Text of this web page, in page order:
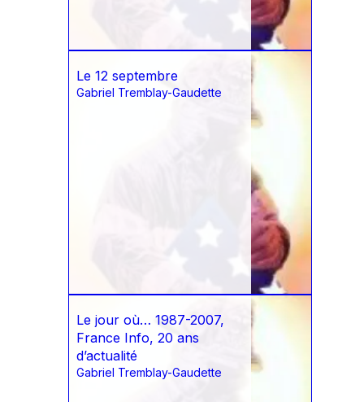
Le 12 septembre
Gabriel Tremblay-Gaudette
Le jour où… 1987-2007,
France Info, 20 ans
d’actualité
Gabriel Tremblay-Gaudette